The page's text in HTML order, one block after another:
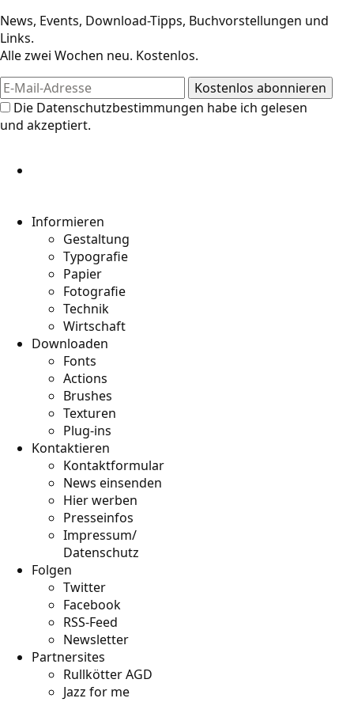
News, Events, Download-Tipps, Buchvorstellungen und
Links.
Alle zwei Wochen neu. Kostenlos.
Die Datenschutzbestimmungen habe ich gelesen
und akzeptiert.
Informieren
Gestaltung
Typografie
Papier
Fotografie
Technik
Wirtschaft
Downloaden
Fonts
Actions
Brushes
Texturen
Plug-ins
Kontaktieren
Kontaktformular
News einsenden
Hier werben
Presseinfos
Impressum/
Datenschutz
Folgen
Twitter
Facebook
RSS-Feed
Newsletter
Partnersites
Rullkötter AGD
Jazz for me